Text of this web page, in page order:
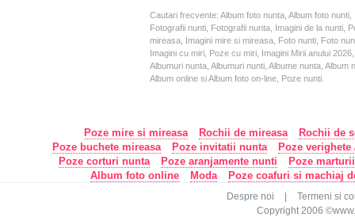
Cautari frecvente: Album foto nunta, Album foto
Fotografii nunti, Fotografii nunta, Imagini de la nunti,
mireasa, Imagini mire si mireasa, Foto nunti, Foto
Imagini cu miri, Poze cu miri, Imagini Mirii anului
Albumuri nunta, Albumuri nunti, Albume nunta,
Album online si Album foto on-line, Poze nunti.
Poze mire si mireasa Rochii de mireasa
Rochii de
Poze buchete mireasa
Poze invitatii nunta
Poze
Poze corturi nunta
Poze aranjamente nunti
Poze
Album foto online
Moda Poze coafuri si machiaj
Despre noi
Termeni si
Copyright 2006